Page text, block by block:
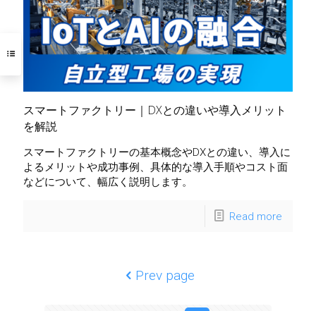
スマートファクトリー｜DXとの違いや導入メリット
を解説
スマートファクトリーの基本概念やDXとの違い、導入に
よるメリットや成功事例、具体的な導入手順やコスト面
などについて、幅広く説明します。
Read more
Prev page